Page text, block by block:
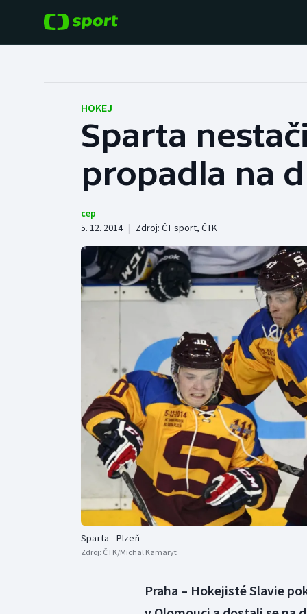
Hokej
Tenis
Cyklistika
Baseball a softbal
Basketbal
Boby a skeleton
Box
Dostihy
Florbal
Futsal
Golf
Gymnastika
HOKEJ
Sparta
propadla na
cep
5. 12. 2014 | Zdroj: ČT sport, ČTK
Sparta - Plzeň
Zdroj: ČTK/Michal Kamaryt
Praha – Hokejisté Slavie